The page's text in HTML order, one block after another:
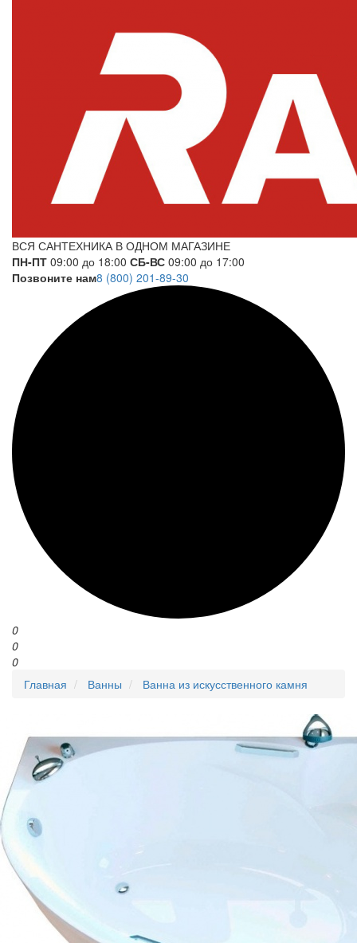
ВСЯ САНТЕХНИКА В ОДНОМ МАГАЗИНЕ
ПН-ПТ 09:00 до 18:00 СБ-ВС 09:00 до 17:00
Позвоните нам8 (800) 201-89-30
0
0
0
Главная
Ванны Ванна из искусственного камня